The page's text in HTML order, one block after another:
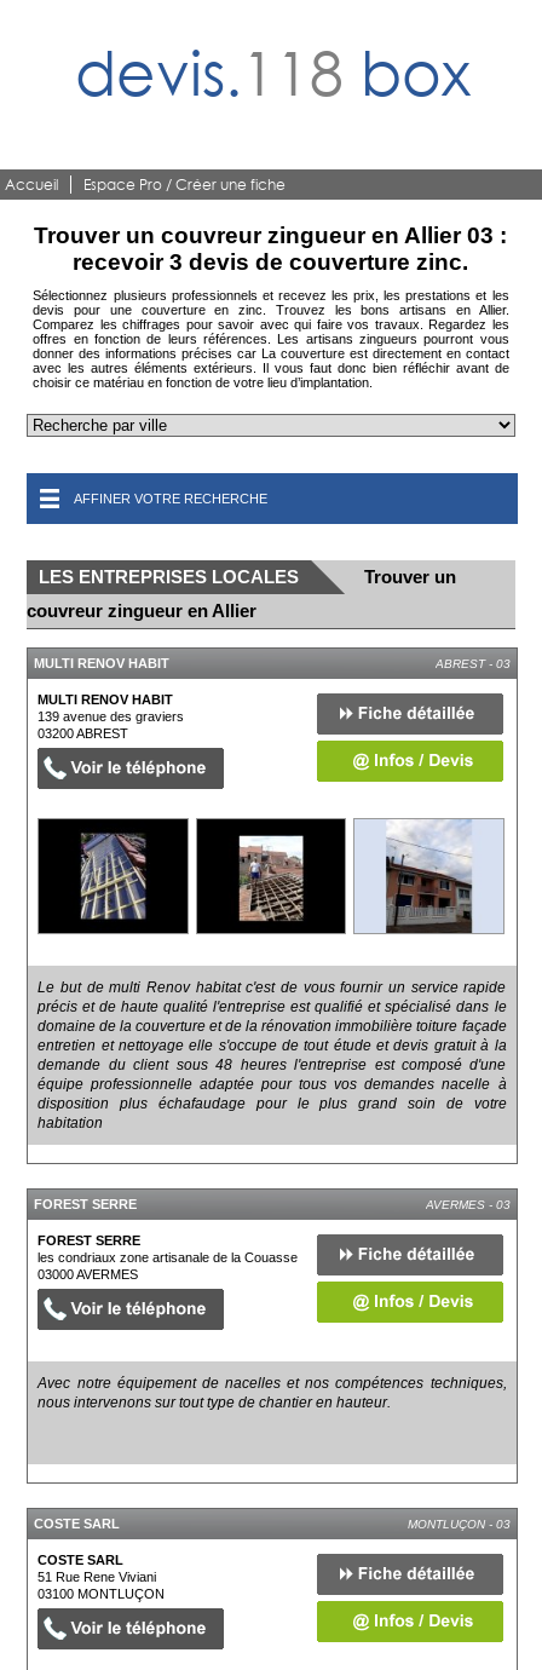
devis.118 box
Accueil Espace Pro / Créer une fiche
Trouver un couvreur zingueur en Allier 03 :
recevoir 3 devis de couverture zinc.
Sélectionnez plusieurs professionnels et recevez les prix, les prestations et les
devis pour une couverture en zinc. Trouvez les bons artisans en Allier.
Comparez les chiffrages pour savoir avec qui faire vos travaux. Regardez les
offres en fonction de leurs références. Les artisans zingueurs pourront vous
donner des informations précises car La couverture est directement en contact
avec les autres éléments extérieurs. Il vous faut donc bien réfléchir avant de
choisir ce matériau en fonction de votre lieu d’implantation.
AFFINER VOTRE RECHERCHE
LES ENTREPRISES LOCALES
Trouver un
couvreur zingueur en Allier
MULTI RENOV HABIT ABREST - 03
MULTI RENOV HABIT
139 avenue des graviers
03200ABREST
Le but de multi Renov habitat c'est de vous fournir un service rapide
précis et de haute qualité l'entreprise est qualifié et spécialisé dans le
domaine de la couverture et de la rénovation immobilière toiture façade
entretien et nettoyage elle s'occupe de tout étude et devis gratuit à la
demande du client sous 48 heures l'entreprise est composé d'une
équipe professionnelle adaptée pour tous vos demandes nacelle à
disposition plus échafaudage pour le plus grand soin de votre
habitation
FOREST SERRE AVERMES - 03
FOREST SERRE
les condriaux zone artisanale de la Couasse
03000AVERMES
Avec notre équipement de nacelles et nos compétences techniques,
nous intervenons sur tout type de chantier en hauteur.
COSTE SARL MONTLUÇON - 03
COSTE SARL
51 Rue Rene Viviani
03100MONTLUÇON